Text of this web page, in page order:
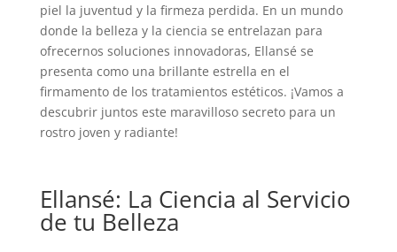
piel la juventud y la firmeza perdida. En un mundo
donde la belleza y la ciencia se entrelazan para
ofrecernos soluciones innovadoras, Ellansé se
presenta como una brillante estrella en el
firmamento de los tratamientos estéticos. ¡Vamos a
descubrir juntos este maravilloso secreto para un
rostro joven y radiante!
Ellansé: La Ciencia al Servicio
de tu Belleza